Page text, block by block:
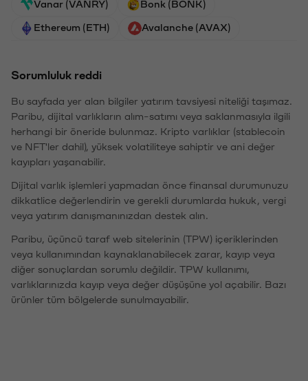
Vanar (VANRY) Bonk (BONK)
Ethereum (ETH) Avalanche (AVAX)
Sorumluluk reddi
Bu sayfada yer alan bilgiler yatırım tavsiyesi niteliği taşımaz.
Paribu, dijital varlıkların alım-satımı veya saklanmasıyla ilgili
herhangi bir öneride bulunmaz. Kripto varlıklar (stablecoin
ve NFT'ler dahil), yüksek volatiliteye sahiptir ve ani değer
kayıpları yaşanabilir.
Dijital varlık işlemleri yapmadan önce finansal durumunuzu
dikkatlice değerlendirin ve gerekli durumlarda hukuk, vergi
veya yatırım danışmanınızdan destek alın.
Paribu, üçüncü taraf web sitelerinin (TPW) içeriklerinden
veya kullanımından kaynaklanabilecek zarar, kayıp veya
diğer sonuçlardan sorumlu değildir. TPW kullanımı,
varlıklarınızda kayıp veya değer düşüşüne yol açabilir. Bazı
ürünler tüm bölgelerde sunulmayabilir.